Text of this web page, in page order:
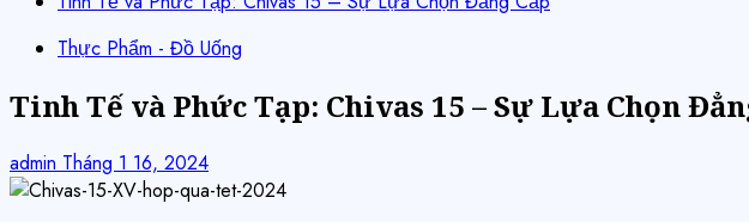
Thực Phẩm - Đồ Uống
Tinh Tế và Phức Tạp: Chivas 15 – Sự Lựa Chọn
admin Tháng 1 16, 2024